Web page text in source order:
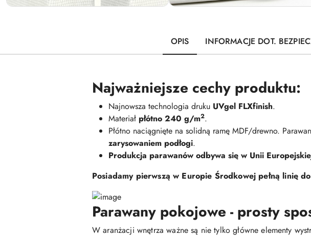
OPIS INFORMACJE DOT.
Najważniejsze cechy produktu:
Najnowsza technologia druku UVgel FLXfinish.
Materiał płótno 240 g/m2.
Płótno naciągnięte na solidną ramę MDF/drewno.
zarysowaniem podłogi.
Produkcja parawanów odbywa się w Unii
Posiadamy pierwszą w Europie Środkowej pełną linię
Parawany pokojowe - prosty
W aranżacji wnętrza ważne są nie tylko główne elementy